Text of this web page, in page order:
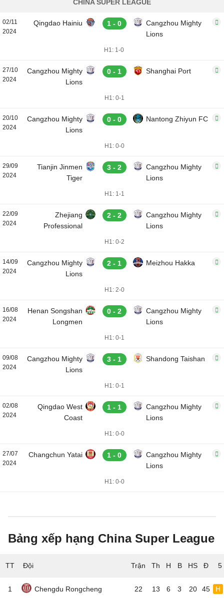
CHINA SUPER LEAGUE
02/11
2024
Qingdao Hainiu 1 - 0
Cangzhou Mighty
Lions
H1: 1-0
27/10
2024
Cangzhou Mighty
Lions
0 - 1 Shanghai Port
H1: 0-1
20/10
2024
Cangzhou Mighty
Lions
0 - 0 Nantong Zhiyun FC
H1: 0-0
29/09
2024
Tianjin Jinmen
Tiger
3 - 2
Cangzhou Mighty
Lions
H1: 1-1
22/09
2024
Zhejiang
Professional
2 - 2
Cangzhou Mighty
Lions
H1: 0-2
14/09
2024
Cangzhou Mighty
Lions
2 - 1 Meizhou Hakka
H1: 2-0
16/08
2024
Henan Songshan
Longmen
0 - 2
Cangzhou Mighty
Lions
H1: 0-1
09/08
2024
Cangzhou Mighty
Lions
3 - 1 Shandong Taishan
H1: 0-1
02/08
2024
Qingdao West
Coast
1 - 1
Cangzhou Mighty
Lions
H1: 0-0
27/07
2024
Changchun Yatai 1 - 0
Cangzhou Mighty
Lions
H1: 0-0
Bảng xếp hạng China Super League
TT Đội 5
1 Chengdu Rongcheng 22 13 6 3 20 45 H